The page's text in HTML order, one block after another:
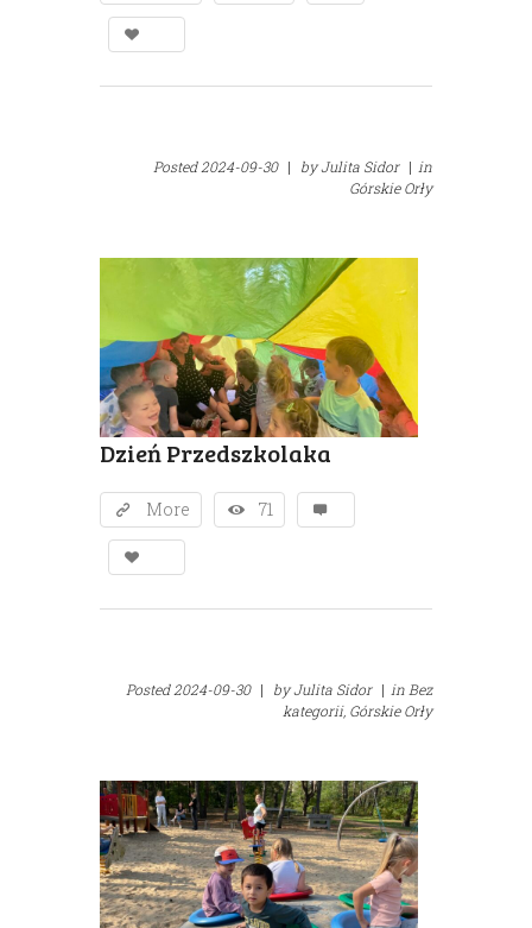
Posted2024-09-30 | byJulita Sidor | in
Górskie Orły
Dzień Przedszkolaka
More 71
Posted2024-09-30 | byJulita Sidor | in Bez
kategorii, Górskie Orły